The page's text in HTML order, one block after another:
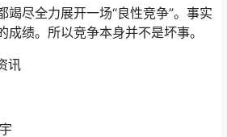
尽全力展开一场“良性竞争”。事实
成绩。所以竞争本身并不是坏事。
讯